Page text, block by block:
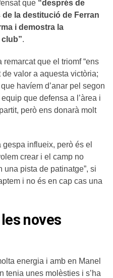
que “després de
la destitució de Ferran
i demostra la
.
que el triomf “ens
valor a aquesta victòria;
havíem d’anar pel segon
que defensa a l’àrea i
però ens donarà molt
gespa influeix, però és el
crear i el camp no
pista de patinatge”, si
i no és en cap cas una
noves
energia i amb en Manel
tenia unes molèsties i s’ha